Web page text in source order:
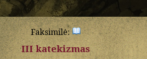
Faksimilė:
III katekizmas